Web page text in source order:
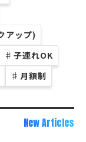
アップ)
♯ 子連れOK
♯ 月額制
New Articles